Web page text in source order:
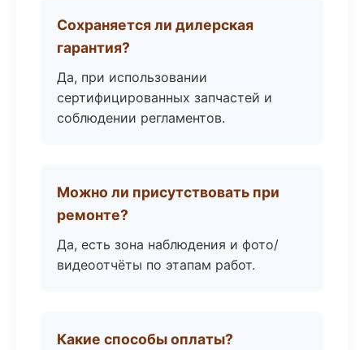
Сохраняется ли дилерская
гарантия?
Да, при использовании
сертифицированных запчастей и
соблюдении регламентов.
Можно ли присутствовать при
ремонте?
Да, есть зона наблюдения и фото/
видеоотчёты по этапам работ.
Какие способы оплаты?